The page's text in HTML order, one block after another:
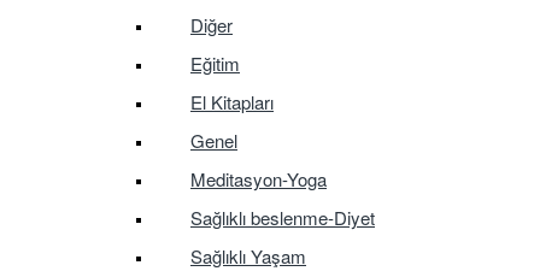
Diğer
Eğitim
El Kitapları
Genel
Meditasyon-Yoga
Sağlıklı beslenme-Diyet
Sağlıklı Yaşam